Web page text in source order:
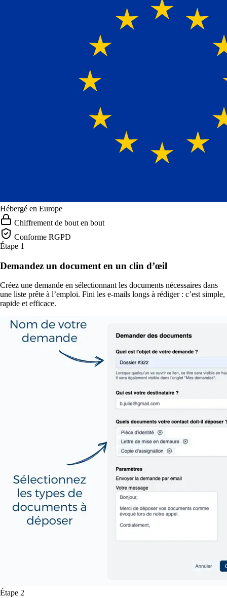
Hébergé en Europe
Chiffrement de bout en bout
Conforme RGPD
Étape 1
Demandez un document en un clin d’œil
Créez une demande en sélectionnant les documents nécessaires dans
une liste prête à l’emploi. Fini les e-mails longs à rédiger : c’est simple,
rapide et efficace.
Étape 2